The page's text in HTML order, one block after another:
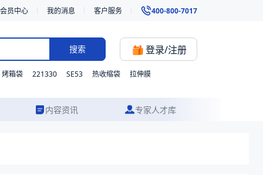
会员中心 我的消息 客户服务 400-800-7017
搜索 登录/注册
烤箱袋 221330 SE53 热收缩袋 拉伸膜
内容资讯 专家人才库